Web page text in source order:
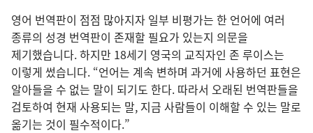
영어 번역판이 점점 많아지자 일부 비평가는 한 언어에 여러
종류의 성경 번역판이 존재할 필요가 있는지 의문을
제기했습니다. 하지만 18세기 영국의 교직자인 존 루이스는
이렇게 썼습니다. “언어는 계속 변하며 과거에 사용하던 표현은
알아들을 수 없는 말이 되기도 한다. 따라서 오래된 번역판들을
검토하여 현재 사용되는 말, 지금 사람들이 이해할 수 있는 말로
옮기는 것이 필수적이다.”